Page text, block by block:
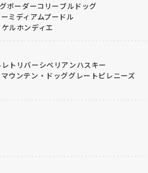
ボーダーコリーブルドッグ
ミディアムプードル
ルホンディエ
トリバーシベリアンハスキー
ウンテン・ドッググレートピレニーズ